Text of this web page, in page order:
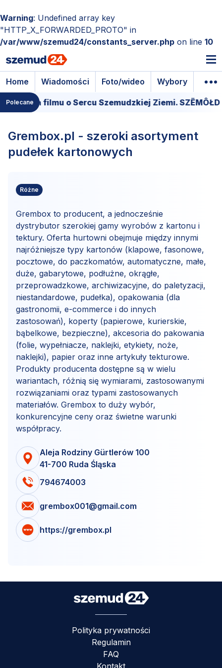
Warning: Undefined array key
"HTTP_X_FORWARDED_PROTO" in
/var/www/szemud24/constants_server.php on line 10
Home Wiadomości Foto/wideo Wybory
Polecane filmu o Sercu Szemudzkiej Ziemi. SZËMÔŁD –
Grembox.pl - szeroki asortyment
pudełek kartonowych
Różne
Grembox to producent, a jednocześnie
dystrybutor szerokiej gamy wyrobów z kartonu i
tektury. Oferta hurtowni obejmuje między innymi
najróżniejsze typy kartonów (klapowe, fasonowe,
pocztowe, do paczkomatów, automatyczne, małe,
duże, gabarytowe, podłużne, okrągłe,
przeprowadzkowe, archiwizacyjne, do paletyzacji,
niestandardowe, pudełka), opakowania (dla
gastronomii, e-commerce i do innych
zastosowań), koperty (papierowe, kurierskie,
bąbelkowe, bezpieczne), akcesoria do pakowania
(folie, wypełniacze, naklejki, etykiety, noże,
naklejki), papier oraz inne artykuły tekturowe.
Produkty producenta dostępne są w wielu
wariantach, różnią się wymiarami, zastosowanymi
rozwiązaniami oraz typami zastosowanych
materiałów. Grembox to duży wybór,
konkurencyjne ceny oraz świetne warunki
współpracy.
Aleja Rodziny Gürtlerów 100
41-700 Ruda Śląska
794674003
grembox001@gmail.com
https://grembox.pl
Polityka prywatności
Regulamin
FAQ